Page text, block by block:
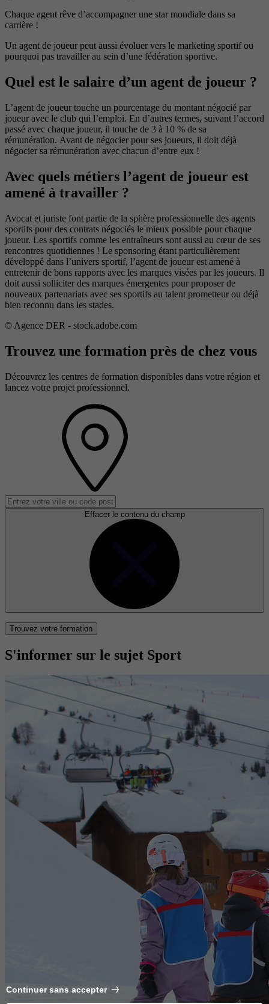
Chaque agent rêve d’accompagner une star mondiale dans sa
carrière !
Un agent de joueur peut aussi évoluer vers le marketing sportif ou
pourquoi pas travailler au sein d’une fédération sportive.
Quel est le salaire d’un agent de joueur ?
L’agent de joueur touche un pourcentage du montant négocié par
joueur avec le club qui l’emploi. En d’autres termes, suivant l’accord
passé avec chaque joueur, il touche de 3 à 10 % de sa
rémunération. Avant de négocier pour ses joueurs, il doit déjà
négocier sa rémunération avec chacun d’entre eux !
Avec quels métiers l’agent de joueur est
amené à travailler ?
Avocat et juriste font partie de la sphère professionnelle des agents
sportifs pour des contrats négociés le mieux possible pour chaque
joueur. Les sportifs comme les entraîneurs sont aussi au cœur de ses
rencontres quotidiennes ! Le sponsoring étant particulièrement
développé dans l’univers sportif, l’agent de joueur est amené à
entretenir de bons rapports avec les marques visées par les joueurs. Il
doit aussi solliciter des marques émergentes pour proposer de
nouveaux partenariats avec ses sportifs au talent prometteur ou déjà
bien reconnu dans les stades.
© Agence DER - stock.adobe.com
Trouvez une formation près de chez vous
Découvrez les centres de formation disponibles dans votre région et
lancez votre projet professionnel.
Effacer le contenu du champ
Trouvez votre formation
S'informer sur le sujet Sport
Continuer sans accepter